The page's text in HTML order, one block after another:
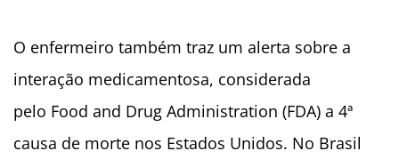
O enfermeiro também traz um alerta sobre a
interação medicamentosa, considerada
pelo Food and Drug Administration (FDA) a 4ª
causa de morte nos Estados Unidos. No Brasil